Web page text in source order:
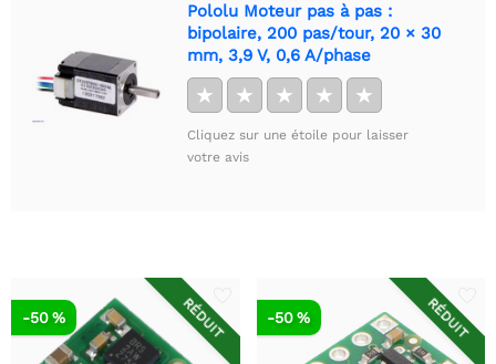
Pololu Moteur pas à pas :
bipolaire, 200 pas/tour, 20 × 30
mm, 3,9 V, 0,6 A/phase
★ ★ ★ ★ ★
Cliquez sur une étoile pour laisser
votre avis
RÉDUIT
-50 % RÉDUIT
-50 %